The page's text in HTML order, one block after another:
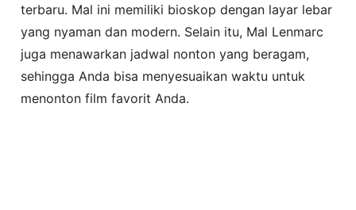
terbaru. Mal ini memiliki bioskop dengan layar lebar
yang nyaman dan modern. Selain itu, Mal Lenmarc
juga menawarkan jadwal nonton yang beragam,
sehingga Anda bisa menyesuaikan waktu untuk
menonton film favorit Anda.